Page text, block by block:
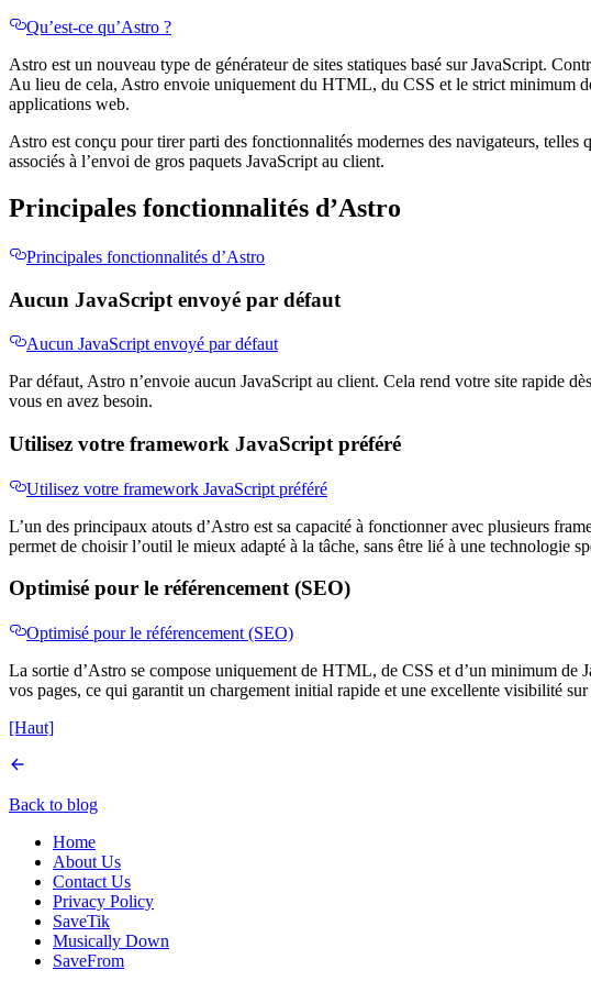
Qu’est-ce qu’Astro ?
Astro est un nouveau type de générateur de sites statiques basé sur JavaScript.
Au lieu de cela, Astro envoie uniquement du HTML, du CSS et le strict minimum
applications web.
Astro est conçu pour tirer parti des fonctionnalités modernes des navigateurs,
associés à l’envoi de gros paquets JavaScript au client.
Principales fonctionnalités d’Astro
Principales fonctionnalités d’Astro
Aucun JavaScript envoyé par défaut
Aucun JavaScript envoyé par défaut
Par défaut, Astro n’envoie aucun JavaScript au client. Cela rend votre site rapide
vous en avez besoin.
Utilisez votre framework JavaScript préféré
Utilisez votre framework JavaScript préféré
L’un des principaux atouts d’Astro est sa capacité à fonctionner avec plusieurs
permet de choisir l’outil le mieux adapté à la tâche, sans être lié à une technologie
Optimisé pour le référencement (SEO)
Optimisé pour le référencement (SEO)
La sortie d’Astro se compose uniquement de HTML, de CSS et d’un minimum
vos pages, ce qui garantit un chargement initial rapide et une excellente visibilité sur
[Haut]
Back to blog
Home
About Us
Contact Us
Privacy Policy
SaveTik
Musically Down
SaveFrom